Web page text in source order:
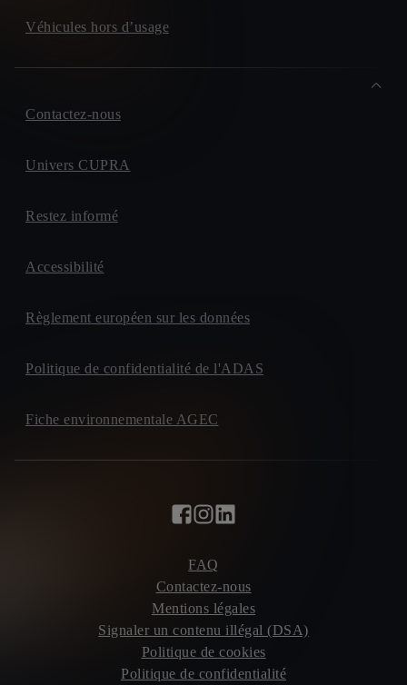
Véhicules hors d’usage
Contactez-nous
Univers CUPRA
Restez informé
Accessibilité
Règlement européen sur les données
Politique de confidentialité de l'ADAS
Fiche environnementale AGEC
FAQ
Contactez-nous
Mentions légales
Signaler un contenu illégal (DSA)
Politique de cookies
Politique de confidentialité